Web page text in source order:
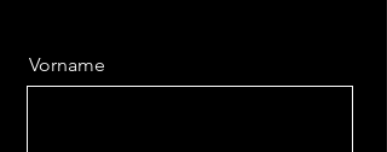
Vorname